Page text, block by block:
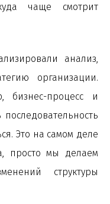
чаще смотрит
анализ,
организации.
бизнес-процесс и
Это на самом деле
просто мы делаем
структуры